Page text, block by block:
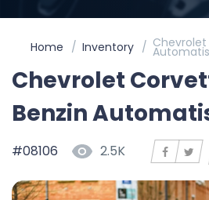
Home Inventory Chevrolet
Chevrolet
Benzin
#08106 2.5K